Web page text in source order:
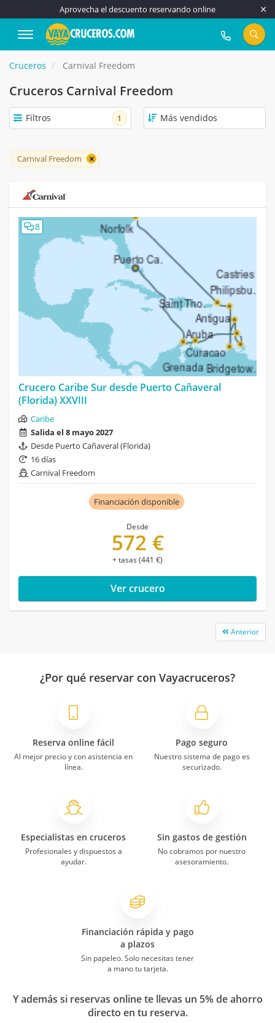
Aprovecha el descuento reservando online
917 815 555
Cruceros Carnival Freedom
Cruceros Carnival Freedom
Filtros 1
Carnival Freedom
8
Crucero Caribe Sur desde Puerto Cañaveral
(Florida) XXVIII
Caribe
Salida el 8 mayo 2027
Desde Puerto Cañaveral (Florida)
16 días
Carnival Freedom
Financiación disponible
Desde
572 €
+ tasas (441 €)
Ver crucero
Anterior
¿Por qué reservar con Vayacruceros?
Reserva online fácil
Al mejor precio y con asistencia en
línea.
Pago seguro
Nuestro sistema de pago es
securizado.
Especialistas en cruceros
Profesionales y dispuestos a
ayudar.
Sin gastos de gestión
No cobramos por nuestro
asesoramiento.
Financiación rápida y pago
a plazos
Sin papeleo. Solo necesitas tener
a mano tu tarjeta.
Y además si reservas online te llevas un 5% de ahorro
directo en tu reserva.